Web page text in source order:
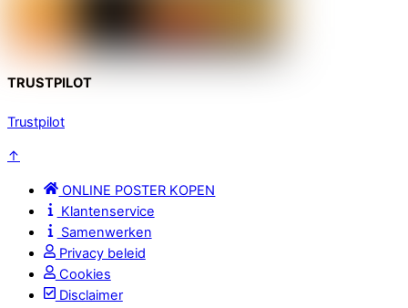
TRUSTPILOT
Trustpilot
↑
ONLINE POSTER KOPEN
Klantenservice
Samenwerken
Privacy beleid
Cookies
Disclaimer